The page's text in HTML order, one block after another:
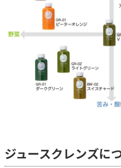
ジュースクレンズに